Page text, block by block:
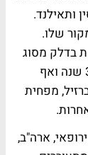
ותאילנד.
שלו.
בדלק מסוג
האתנול בהרכב מלא או מהול בבנזין מזה כ-30 שנה ואף
מפחית
ארה"ב,